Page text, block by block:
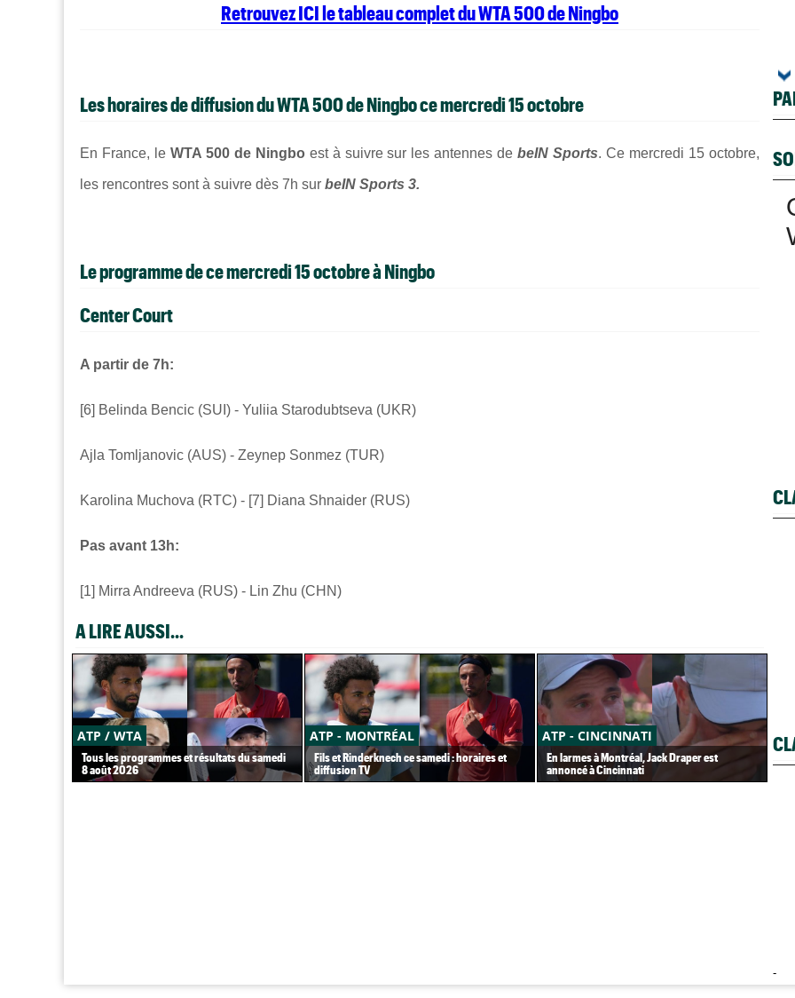
Retrouvez ICI le tableau complet du WTA 500 de Ningbo
Les horaires de diffusion du WTA 500 de Ningbo ce mercredi 15 octobre
En France, le WTA 500 de Ningbo est à suivre sur les antennes debeIN Sports. Ce mercredi 15 octobre,
les rencontres sont à suivre dès 7h sur beIN Sports 3.
Le programme de ce mercredi 15 octobre à Ningbo
Center Court
A partir de 7h:
[6] Belinda Bencic (SUI) - Yuliia Starodubtseva (UKR)
Ajla Tomljanovic (AUS) - Zeynep Sonmez (TUR)
Karolina Muchova (RTC) - [7] Diana Shnaider (RUS)
Pas avant 13h:
[1] Mirra Andreeva (RUS) - Lin Zhu (CHN)
A LIRE AUSSI...
ATP / WTA
Tous les programmes et résultats du samedi
8 août 2026
ATP - MONTRÉAL
Fils et Rinderknech ce samedi : horaires et
diffusion TV
ATP - CINCINNATI
En larmes à Montréal, Jack Draper est
annoncé à Cincinnati
-